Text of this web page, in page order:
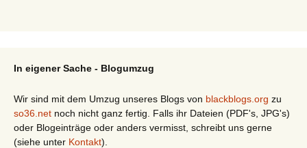
In eigener Sache - Blogumzug
Wir sind mit dem Umzug unseres Blogs von blackblogs.org zu
so36.net noch nicht ganz fertig. Falls ihr Dateien (PDF's, JPG's)
oder Blogeinträge oder anders vermisst, schreibt uns gerne
(siehe unter Kontakt).